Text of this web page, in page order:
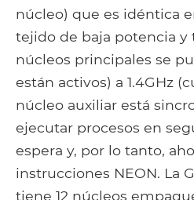
núcleo) que es idéntica
tejido de baja potencia y
núcleos principales se
están activos) a 1.4GHz
núcleo auxiliar está
ejecutar procesos en
espera y, por lo tanto,
instrucciones NEON. La
tiene 12 núcleos